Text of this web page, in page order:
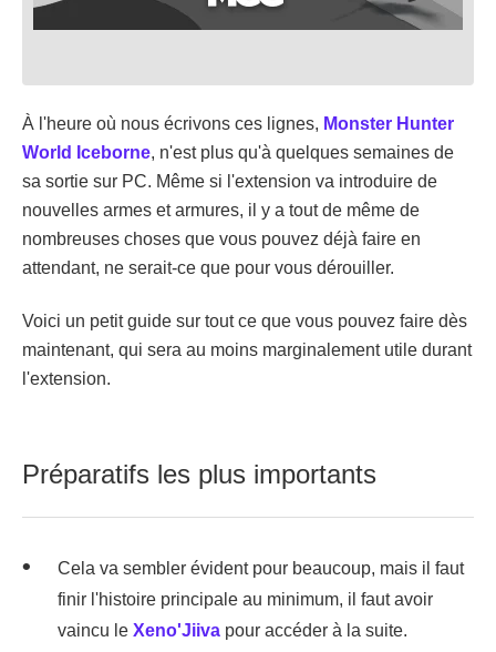
À l'heure où nous écrivons ces lignes, Monster Hunter
World
Iceborne, n'est plus qu'à quelques semaines de
sa sortie sur PC. Même si l'extension va introduire de
nouvelles armes et armures, il y a tout de même de
nombreuses choses que vous pouvez déjà faire en
attendant, ne serait-ce que pour vous dérouiller.
Voici un petit guide sur tout ce que vous pouvez faire dès
maintenant, qui sera au moins marginalement utile durant
l'extension.
Préparatifs les plus importants
Cela va sembler évident pour beaucoup, mais il faut
finir l'histoire principale au minimum, il faut avoir
vaincu le Xeno'Jiiva pour accéder à la suite.